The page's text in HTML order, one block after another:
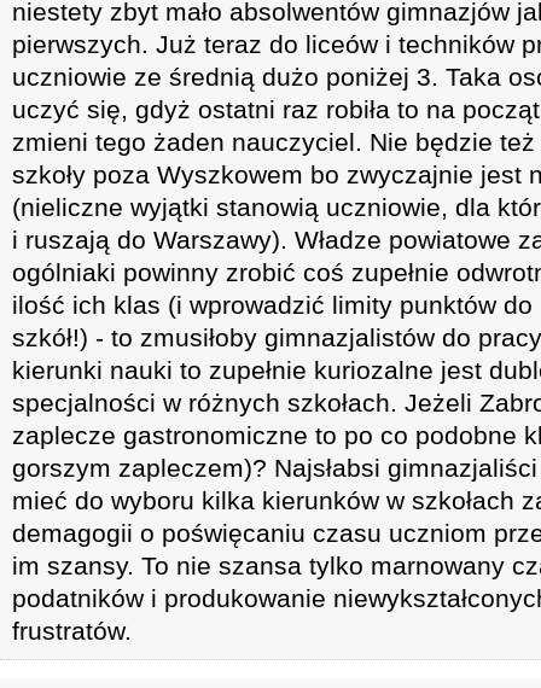
niestety zbyt mało absolwentów gimnazjów
pierwszych. Już teraz do liceów i techników
uczniowie ze średnią dużo poniżej 3. Taka
uczyć się, gdyż ostatni raz robiła to na
zmieni tego żaden nauczyciel. Nie będzie
szkoły poza Wyszkowem bo zwyczajnie jest
(nieliczne wyjątki stanowią uczniowie, dla
i ruszają do Warszawy). Władze powiatowe
ogólniaki powinny zrobić coś zupełnie
ilość ich klas (i wprowadzić limity punktów
szkół!) - to zmusiłoby gimnazjalistów do
kierunki nauki to zupełnie kuriozalne jest
specjalności w różnych szkołach. Jeżeli
zaplecze gastronomiczne to po co podobne
gorszym zapleczem)? Najsłabsi
mieć do wyboru kilka kierunków w szkołach
demagogii o poświęcaniu czasu uczniom
im szansy. To nie szansa tylko marnowany
podatników i produkowanie
frustratów.